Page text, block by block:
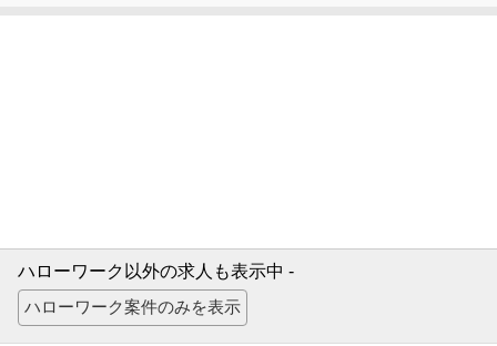
ハローワーク以外の求人も表示中 -